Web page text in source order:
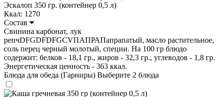
Эскалоп 350 гр. (контейнер 0,5 л)
Ккал: 1270
Состав
Свинина карбонат, лук
репчDFGDFDFGCVПАПРАПапрапатый, масло растительное,
соль перец черный молотый, специи. На 100 гр блюдо
содержит: белков - 18,1 гр., жиров - 32,3 гр., углеводов - 1,8 гр.
Энергетическая ценность - 363 ккал.
Блюда для обеда (Гарниры) Выберите 2 блюда